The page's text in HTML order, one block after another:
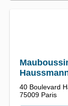
40 Boulevard
75009 Paris